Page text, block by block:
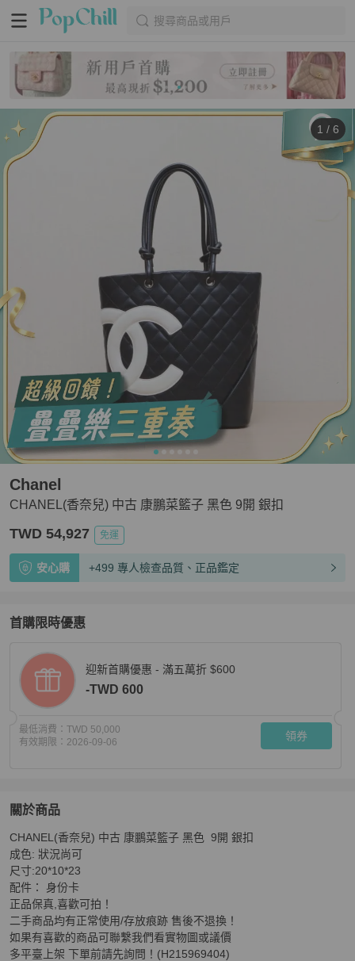
搜尋商品或用戶
1 / 6
CHANEL(香奈兒) 中古 康鵬菜籃子 黑色 9開 銀扣
Chanel
TWD 54,927 免運
安心購 +499 專人檢查品質、正品鑑定
首購限時優惠
迎新首購優惠 - 滿五萬折 $600
-TWD 600
最低消費： TWD 50,000
有效期限： 2026-09-06 領券
關於商品
關於CHANEL(香奈兒) 中古 康鵬菜籃子 黑色 9開 銀扣
CHANEL(香奈兒) 中古 康鵬菜籃子 黑色  9開 銀扣
成色: 狀況尚可
尺寸:20*10*23
配件： 身份卡
正品保真,喜歡可拍！
二手商品均有正常使用/存放痕跡 售後不退換！
如果有喜歡的商品可聯繫我們看實物圖或議價
多平臺上架 下單前請先詢問！(H215969404)